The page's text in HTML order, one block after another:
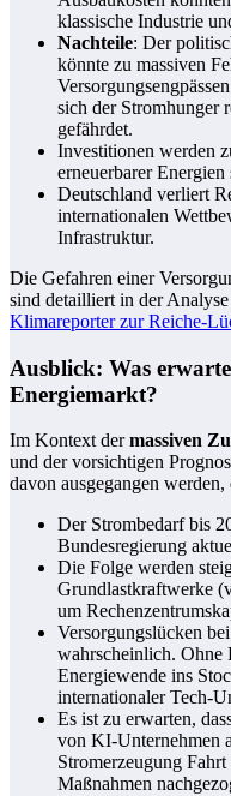
klassische Industrie
Nachteile: Der
könnte zu massiven
sich der Stromhunger
gefährdet.
Investitionen werden
erneuerbarer Energien
Deutschland verliert
internationalen
Infrastruktur.
Die Gefahren einer
sind detailliert in der
Klimareporter zur Reiche-
Ausblick: Was
Energiemarkt?
Im Kontext dermassiven
und der vorsichtigen
davon ausgegangen werden,
Der Strombedarf bis
Bundesregierung
Die Folge werden
Grundlastkraftwerke
um
Versorgungslücken
wahrscheinlich. Ohne
Energiewende ins
internationaler Tech-
Es ist zu erwarten,
von KI-Unternehmen
Stromerzeugung
Maßnahmen